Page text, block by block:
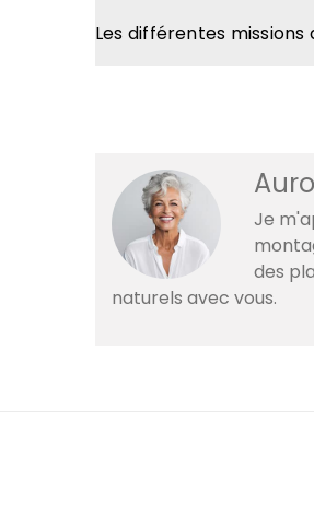
Les différentes missions
Je
des
naturels avec vous.